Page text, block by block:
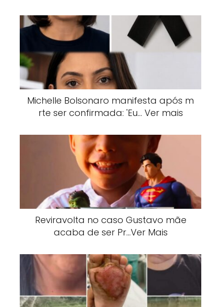
Michelle Bolsonaro manifesta após m
rte ser confirmada: 'Eu… Ver mais
Reviravolta no caso Gustavo mãe
acaba de ser Pr…Ver Mais